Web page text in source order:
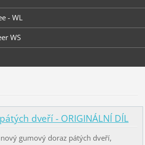
- WL
WS
dveří - ORIGINÁLNÍ DÍL
nový gumový doraz pátých dveří,